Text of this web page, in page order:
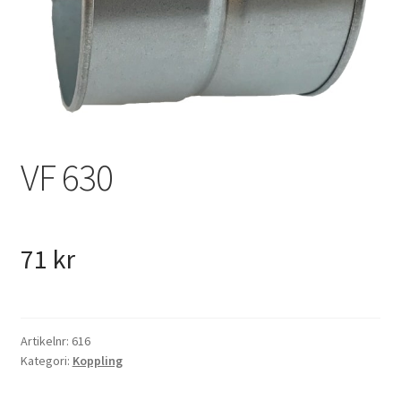
VF 630
71 kr
Artikelnr: 616
Kategori: Koppling